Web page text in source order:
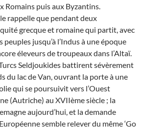
Romains puis aux Byzantins.
rappelle que pendant deux
grecque et romaine qui partit, avec
peuples jusqu’à l’Indus à une époque
éleveurs de troupeaux dans l’Altaï.
Seldjoukides battirent sévèrement
du lac de Van, ouvrant la porte à une
qui se poursuivit vers l’Ouest
(Autriche) au XVIIème siècle ; la
aujourd’hui, et la demande
semble relever du même ‘Go